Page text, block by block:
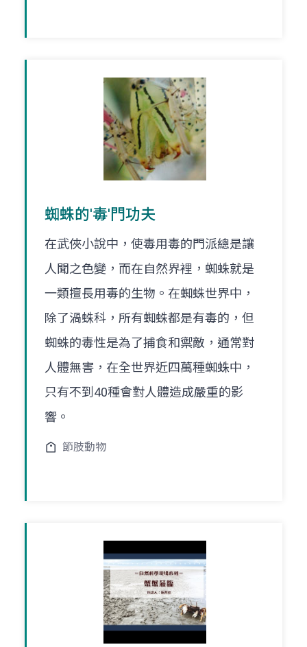
蜘蛛的'毒'門功夫
在武俠小說中，使毒用毒的門派總是讓
人聞之色變，而在自然界裡，蜘蛛就是
一類擅長用毒的生物。在蜘蛛世界中，
除了渦蛛科，所有蜘蛛都是有毒的，但
蜘蛛的毒性是為了捕食和禦敵，通常對
人體無害，在全世界近四萬種蜘蛛中，
只有不到40種會對人體造成嚴重的影
響。
節肢動物